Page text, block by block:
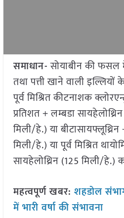
समाधान-सोयाबीन की फसल
तथा पत्ती खाने वाली
पूर्व मिश्रित कीटनाशक
प्रतिशत + लम्बडा
मिली/हे.) या बीटासायफ्लूथ्रिन
मिली/हे.) या पूर्व मिश्रित
सायहेलोथ्रिन (125 मिली/हे.)
महत्वपूर्ण खबर: शहडोल
में भारी वर्षा की संभावना